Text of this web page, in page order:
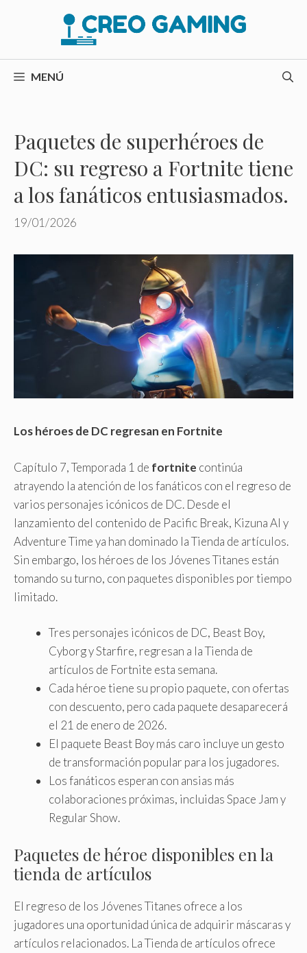
MENÚ
Paquetes de superhéroes de
DC: su regreso a Fortnite tiene
a los fanáticos entusiasmados.
19/01/2026
Los héroes de DC regresan en Fortnite
Capítulo 7, Temporada 1 de fortnite continúa
atrayendo la atención de los fanáticos con el regreso de
varios personajes icónicos de DC. Desde el
lanzamiento del contenido de Pacific Break, Kizuna AI y
Adventure Time ya han dominado la Tienda de artículos.
Sin embargo, los héroes de los Jóvenes Titanes están
tomando su turno, con paquetes disponibles por tiempo
limitado.
Tres personajes icónicos de DC, Beast Boy,
Cyborg y Starfire, regresan a la Tienda de
artículos de Fortnite esta semana.
Cada héroe tiene su propio paquete, con ofertas
con descuento, pero cada paquete desaparecerá
el 21 de enero de 2026.
El paquete Beast Boy más caro incluye un gesto
de transformación popular para los jugadores.
Los fanáticos esperan con ansias más
colaboraciones próximas, incluidas Space Jam y
Regular Show.
Paquetes de héroe disponibles en la
tienda de artículos
El regreso de los Jóvenes Titanes ofrece a los
jugadores una oportunidad única de adquirir máscaras y
artículos relacionados. La Tienda de artículos ofrece